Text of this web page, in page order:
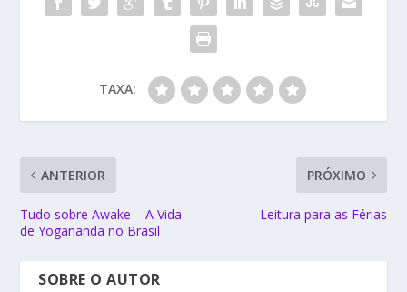
TAXA:
ANTERIOR
Tudo sobre Awake – A Vida
de Yogananda no Brasil
PRÓXIMO
Leitura para as Férias
SOBRE O AUTOR